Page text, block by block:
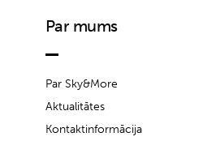
Par mums
Par Sky&More
Aktualitātes
Kontaktinformācija